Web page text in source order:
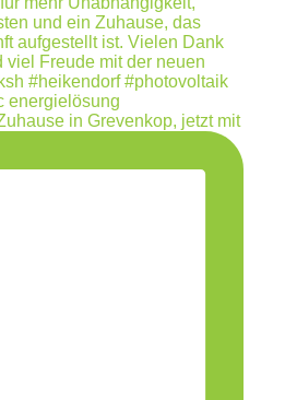
in Grevenkop, jetzt mit